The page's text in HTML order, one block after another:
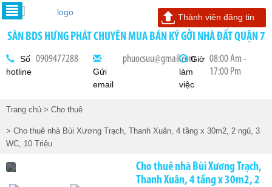
SÀN BDS HƯNG PHÁT CHUYÊN MUA BÁN KÝ GỞI NHÀ ĐẤT QUẬN 7
Số
hotline
0909477288
Gửi
email
phuocsuu@gmail.comGiờ
làm
việc
08:00 Am -
17:00 Pm
Thành viên đăng tin
Trang chủ > Cho thuê
> Cho thuê nhà Bùi Xương Trạch, Thanh Xuân, 4 tầng x 30m2, 2 ngủ, 3
WC, 10 Triệu
Cho thuê nhà Bùi Xương Trạch,
Thanh Xuân, 4 tầng x 30m2, 2